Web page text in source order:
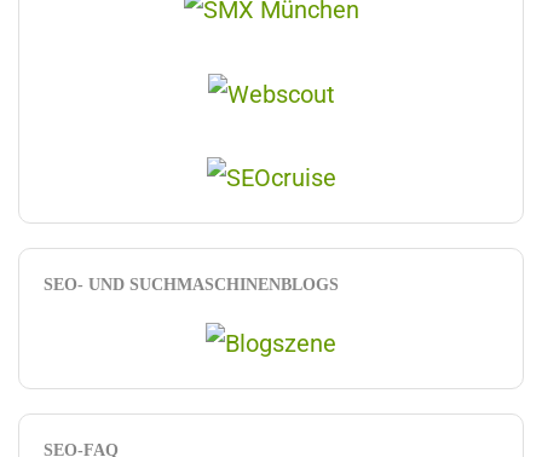
SEO- UND SUCHMASCHINENBLOGS
SEO-FAQ